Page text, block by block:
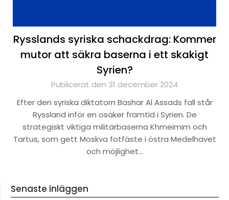
Rysslands syriska schackdrag: Kommer
mutor att säkra baserna i ett skakigt
Syrien?
Publicerat den 31 december 2024
Efter den syriska diktatorn Bashar Al Assads fall står
Ryssland inför en osäker framtid i Syrien. De
strategiskt viktiga militärbaserna Khmeimim och
Tartus, som gett Moskva fotfäste i östra Medelhavet
och möjlighet…
Senaste inläggen